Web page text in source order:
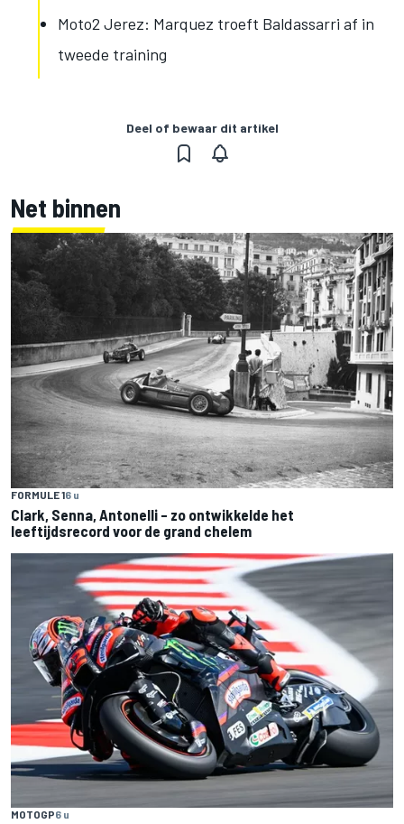
Moto2 Jerez: Marquez troeft Baldassarri af in
tweede training
Deel of bewaar dit artikel
Net binnen
FORMULE 16 u
Clark, Senna, Antonelli – zo ontwikkelde het
leeftijdsrecord voor de grand chelem
MOTOGP6 u